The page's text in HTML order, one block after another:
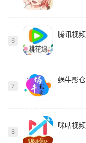
6
腾讯视
7
蜗牛影
8
咪咕视